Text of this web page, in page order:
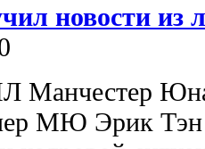
новости
Манчестер
МЮ Эрик Тэн